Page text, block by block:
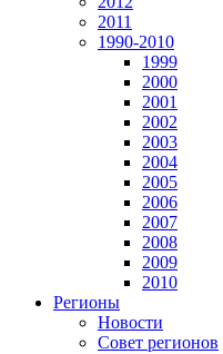
2011
1990-2010
1999
2000
2001
2002
2003
2004
2005
2006
2007
2008
2009
2010
Регионы
Новости
Совет регионов